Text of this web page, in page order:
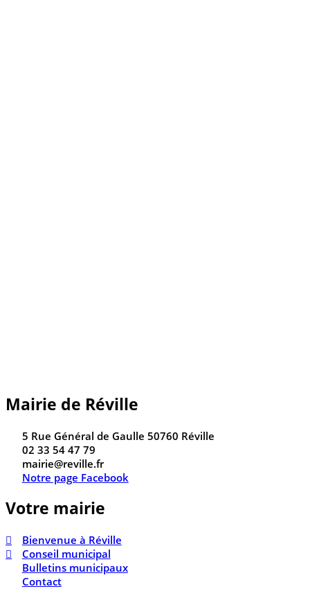
Mairie de Réville
5 Rue Général de Gaulle 50760 Réville
02 33 54 47 79
mairie@reville.fr
Notre page Facebook
Votre mairie
Bienvenue à Réville
Conseil municipal
Bulletins municipaux
Contact